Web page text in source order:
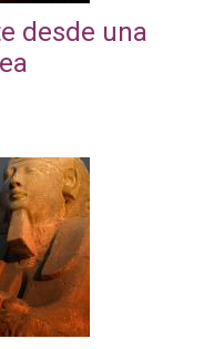
desde una